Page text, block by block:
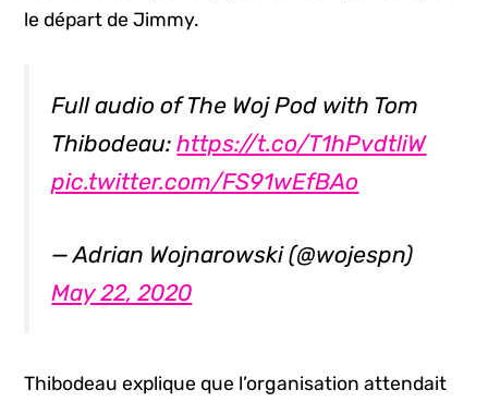
le départ de Jimmy.
Full audio of The Woj Pod with Tom
Thibodeau:https://t.co/T1hPvdtliW
pic.twitter.com/FS91wEfBAo
— Adrian Wojnarowski (@wojespn)
May 22, 2020
Thibodeau explique que l’organisation attendait